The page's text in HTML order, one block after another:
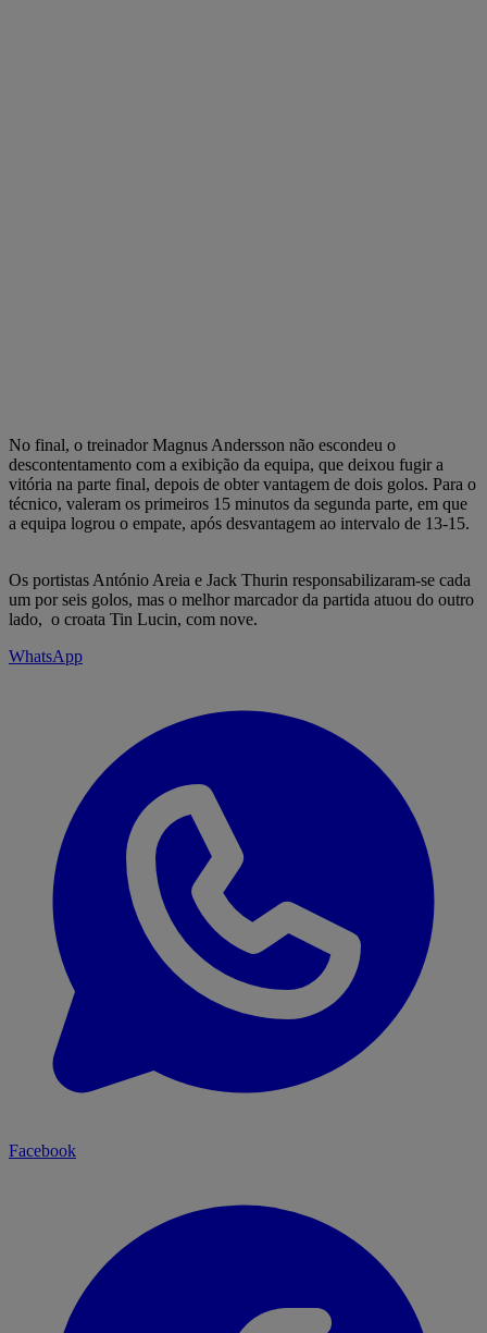
No final, o treinador Magnus Andersson não escondeu o
descontentamento com a exibição da equipa, que deixou fugir a
vitória na parte final, depois de obter vantagem de dois golos. Para o
técnico, valeram os primeiros 15 minutos da segunda parte, em que
a equipa logrou o empate, após desvantagem ao intervalo de 13-15.
Os portistas António Areia e Jack Thurin responsabilizaram-se cada
um por seis golos, mas o melhor marcador da partida atuou do outro
lado, o croata Tin Lucin, com nove.
WhatsApp
Facebook